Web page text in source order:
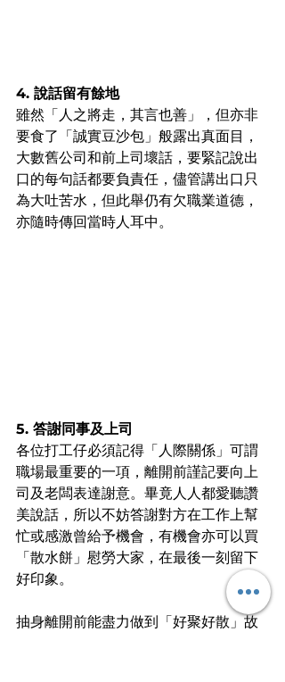
4. 說話留有餘地
雖然「人之將走，其言也善」，但亦非
要食了「誠實豆沙包」般露出真面目，
大數舊公司和前上司壞話，要緊記說出
口的每句話都要負責任，儘管講出口只
為大吐苦水，但此舉仍有欠職業道德，
亦隨時傳回當時人耳中。
5. 答謝同事及上司
各位打工仔必須記得「人際關係」可謂
職場最重要的一項，離開前謹記要向上
司及老闆表達謝意。畢竟人人都愛聽讚
美說話，所以不妨答謝對方在工作上幫
忙或感激曾給予機會，有機會亦可以買
「散水餅」慰勞大家，在最後一刻留下
好印象。
抽身離開前能盡力做到「好聚好散」故